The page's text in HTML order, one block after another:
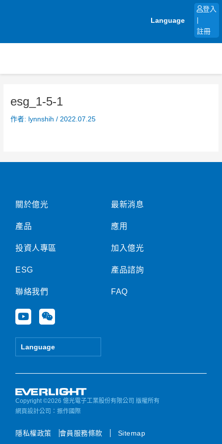
Language
登入
註冊
esg_1-5-1
作者: lynnshih/ 2022.07.25
關於億光
產品
投資人專區
ESG
聯絡我們
Y
o
u
e
W
e
i
Language
最新消息
應用
加入億光
產品諮詢
FAQ
Copyright ©2026 億光電子工業股份有限公司 版權所有
網頁設計公司 ：振作國際
隱私權政策 會員服務條款 Sitemap